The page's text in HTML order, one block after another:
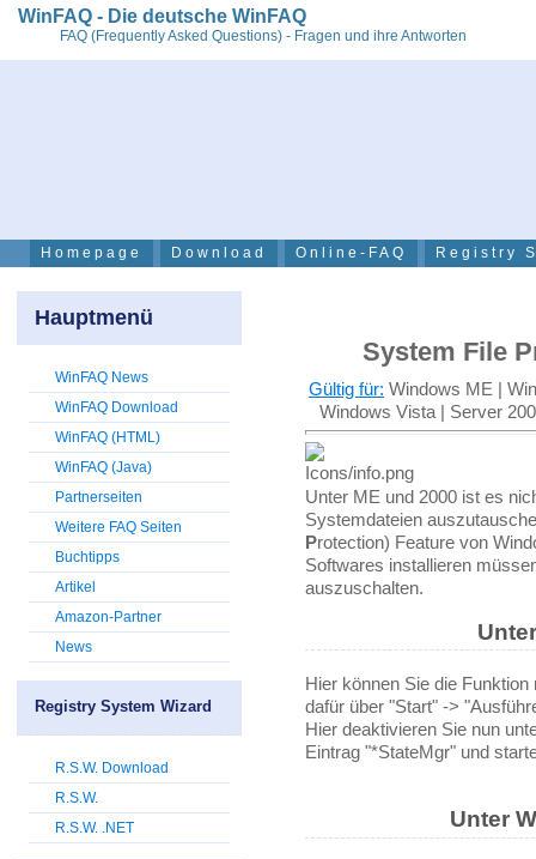
WinFAQ - Die deutsche WinFAQ
FAQ (Frequently Asked Questions) - Fragen und ihre Antworten
Homepage Download Online-FAQ Registry
System File
Gültig für: Windows ME |
Windows Vista | Server
Unter ME und 2000 ist es
Systemdateien
Protection) Feature von
Softwares installieren
auszuschalten.
Hier können Sie die
dafür über "Start" ->
Hier deaktivieren Sie nun
Eintrag "*StateMgr" und
Unter
Hauptmenü
WinFAQ News
WinFAQ Download
WinFAQ (HTML)
WinFAQ (Java)
Partnerseiten
Weitere FAQ Seiten
Buchtipps
Artikel
Amazon-Partner
News
Registry System Wizard
R.S.W. Download
R.S.W.
R.S.W. .NET